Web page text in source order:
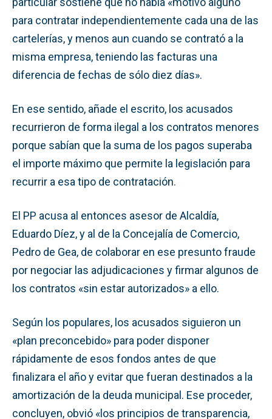
para contratar independientemente cada una de las
cartelerías, y menos aun cuando se contrató a la
misma empresa, teniendo las facturas una
diferencia de fechas de sólo diez días».
En ese sentido, añade el escrito, los acusados
recurrieron de forma ilegal a los contratos menores
porque sabían que la suma de los pagos superaba
el importe máximo que permite la legislación para
recurrir a esa tipo de contratación.
El PP acusa al entonces asesor de Alcaldía,
Eduardo Díez, y al de la Concejalía de Comercio,
Pedro de Gea, de colaborar en ese presunto fraude
por negociar las adjudicaciones y firmar algunos de
los contratos «sin estar autorizados» a ello.
Según los populares, los acusados siguieron un
«plan preconcebido» para poder disponer
rápidamente de esos fondos antes de que
finalizara el año y evitar que fueran destinados a la
amortización de la deuda municipal. Ese proceder,
concluyen, obvió «los principios de transparencia,